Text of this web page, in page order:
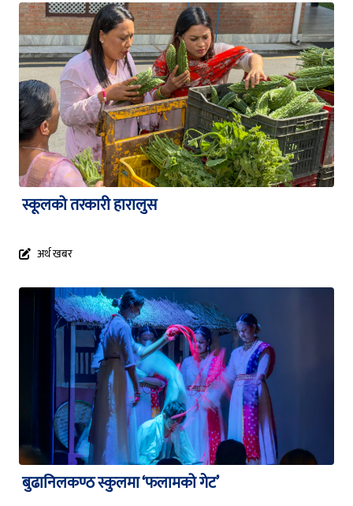
स्कूलको तरकारी हारालुस
अर्थ खबर
बुढानिलकण्ठ स्कुलमा ‘फलामको गेट’